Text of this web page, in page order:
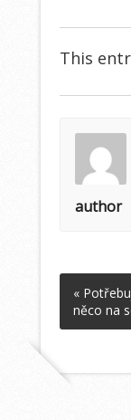
This
author
«
něco na